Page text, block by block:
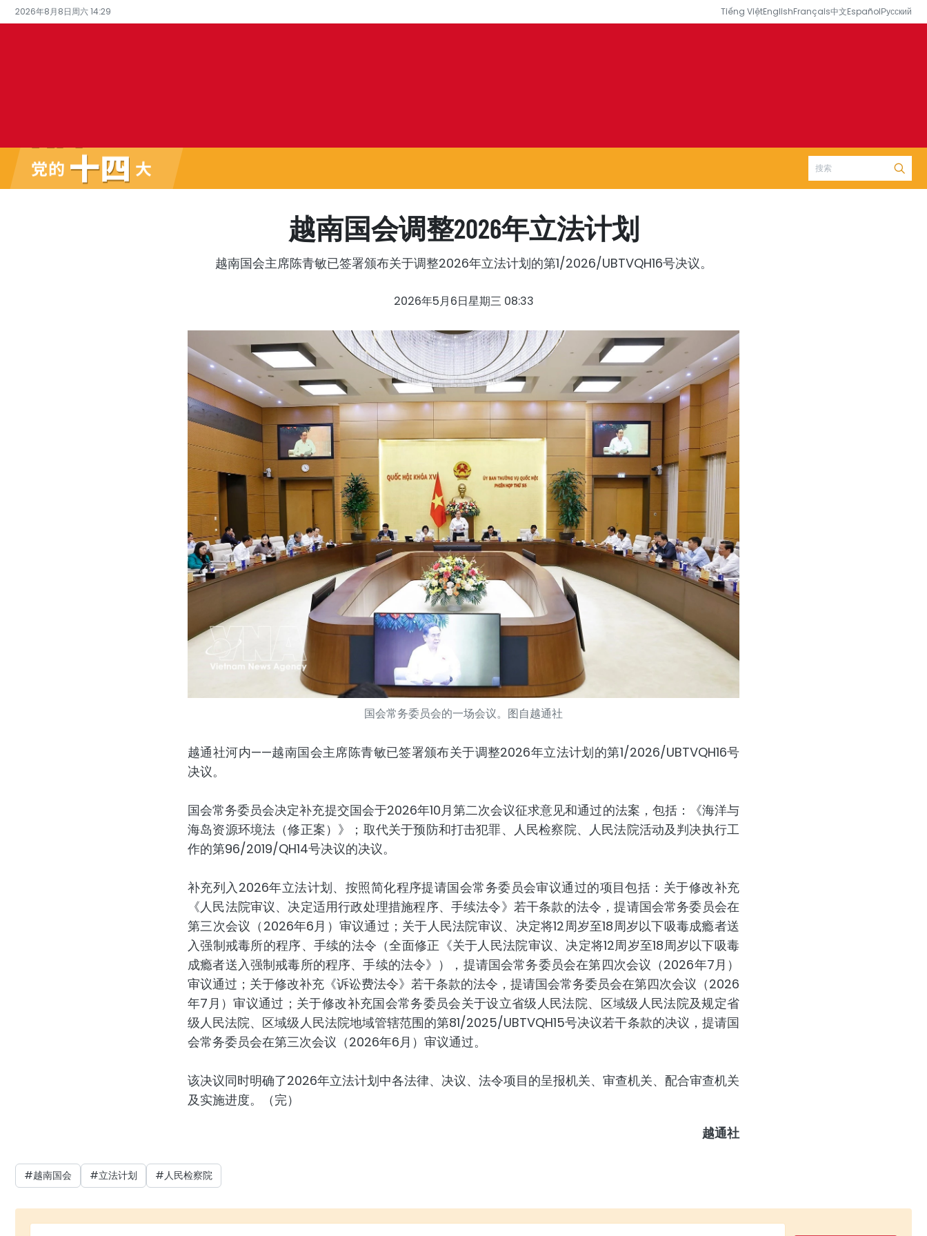
2026年8月8日周六 14:29 Tiếng ViệtEnglishFrançais中文EspañolРусский
越南国会调整2026年立法计划
越南国会主席陈青敏已签署颁布关于调整2026年立法计划的第1/2026/UBTVQH16号决议。
2026年5月6日星期三 08:33
国会常务委员会的一场会议。图自越通社
越通社河内——越南国会主席陈青敏已签署颁布关于调整2026年立法计划的第1/2026/UBTVQH16号
决议。
国会常务委员会决定补充提交国会于2026年10月第二次会议征求意见和通过的法案，包括：《海洋与
海岛资源环境法（修正案）》；取代关于预防和打击犯罪、人民检察院、人民法院活动及判决执行工
作的第96/2019/QH14号决议的决议。
补充列入2026年立法计划、按照简化程序提请国会常务委员会审议通过的项目包括：关于修改补充
《人民法院审议、决定适用行政处理措施程序、手续法令》若干条款的法令，提请国会常务委员会在
第三次会议（2026年6月）审议通过；关于人民法院审议、决定将12周岁至18周岁以下吸毒成瘾者送
入强制戒毒所的程序、手续的法令（全面修正《关于人民法院审议、决定将12周岁至18周岁以下吸毒
成瘾者送入强制戒毒所的程序、手续的法令》），提请国会常务委员会在第四次会议（2026年7月）
审议通过；关于修改补充《诉讼费法令》若干条款的法令，提请国会常务委员会在第四次会议（2026
年7月）审议通过；关于修改补充国会常务委员会关于设立省级人民法院、区域级人民法院及规定省
级人民法院、区域级人民法院地域管辖范围的第81/2025/UBTVQH15号决议若干条款的决议，提请国
会常务委员会在第三次会议（2026年6月）审议通过。
该决议同时明确了2026年立法计划中各法律、决议、法令项目的呈报机关、审查机关、配合审查机关
及实施进度。（完）
越通社
#越南国会 #立法计划 #人民检察院